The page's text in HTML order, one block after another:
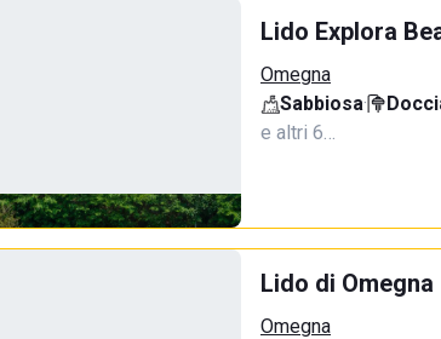
Lido Explora
Omegna
Sabbiosa·
e altri 6…
Lido di Omegna
Omegna